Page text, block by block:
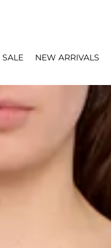
SALE NEW ARRIVALS